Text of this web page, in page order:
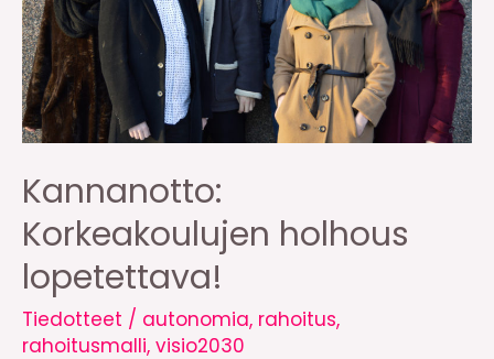
Kannanotto:
Korkeakoulujen holhous
lopetettava!
Tiedotteet / autonomia, rahoitus,
rahoitusmalli, visio2030